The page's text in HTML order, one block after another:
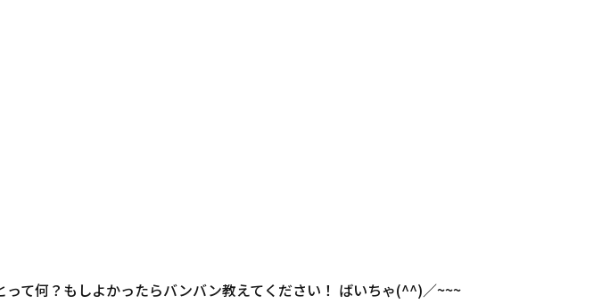
て何？もしよかったらバンバン教えてください！ ばいちゃ(^^)／~~~